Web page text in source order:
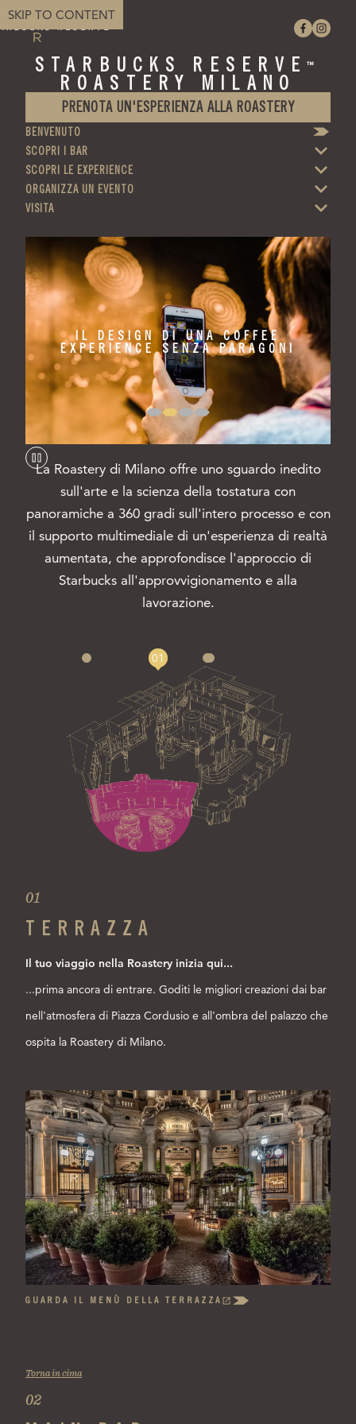
SKIP TO CONTENT
STARBUCKS RESERVE™
ROASTERY MILANO
PRENOTA UN'ESPERIENZA ALLA ROASTERY
BENVENUTO
SCOPRI I BAR
SCOPRI LE EXPERIENCE
ORGANIZZA UN EVENTO
VISITA
UNA COFFEE
SENZA PARAGONI
IL DESIGN DI
EXPERIENCE
La Roastery di Milano offre uno sguardo inedito
sull'arte e la scienza della tostatura con
panoramiche a 360 gradi sull'intero processo e con
il supporto multimediale di un'esperienza di realtà
aumentata, che approfondisce l'approccio di
Starbucks all'approvvigionamento e alla
lavorazione.
01
01
TERRAZZA
Il tuo viaggio nella Roastery inizia qui...
...prima ancora di entrare. Goditi le migliori creazioni dai bar
nell'atmosfera di Piazza Cordusio e all'ombra del palazzo che
ospita la Roastery di Milano.
GUARDA IL MENÙ DELLA TERRAZZA
(OPENS
Torna in cima
02